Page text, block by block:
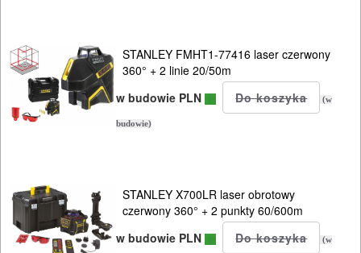
BUDOWLANE
MASZYNY
NARZĘDZIA
BRUKARSKIE
OBRÓBKA
METALU
STANLEY FMHT1-77416 laser czerwony
360° + 2 linie 20/50m
w budowie PLN
(w
budowie)
STANLEY X700LR laser obrotowy
czerwony 360° + 2 punkty 60/600m
w budowie PLN
(w